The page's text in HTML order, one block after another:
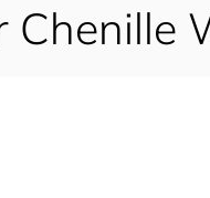
Chenille